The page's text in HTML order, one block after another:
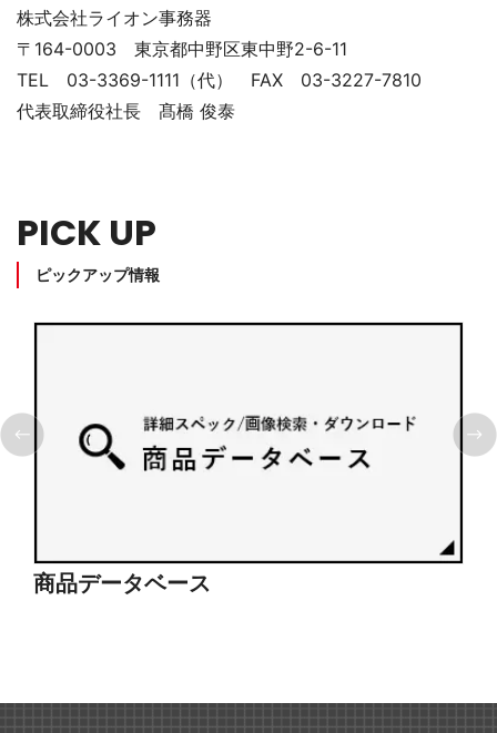
株式会社ライオン事務器
〒164-0003 東京都中野区東中野2-6-11
TEL 03-3369-1111（代） FAX 03-3227-7810
代表取締役社長 髙橋 俊泰
PICK UP
ピックアップ情報
ショールーム見学